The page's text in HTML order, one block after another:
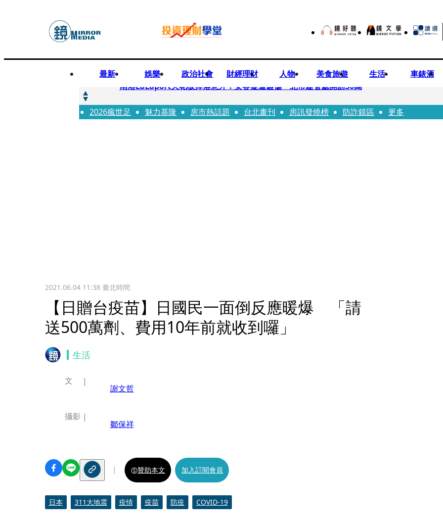
最新 娛樂 政治社會 財經理財 人物 美食旅遊 生活 車錶酒
快訊
南港LaLaport天花板掉落意外！女客疑遭砸傷 北市建管處開罰30萬
快訊
川普又出招！多晶矽產品課15%關稅12月生效 經濟部回應了
2026瘋世足 魅力基隆 房市熱話題 台北畫刊 房訊發燒榜 防詐鏡區 更多
2021.06.04 11:38臺北時間
【日贈台疫苗】日國民一面倒反應暖爆 「請
送500萬劑、費用10年前就收到囉」
生活
文
謝文哲
攝影
鄒保祥
贊助本文 加入訂閱會員
日本 311大地震 疫情 疫苗 防疫 COVID-19